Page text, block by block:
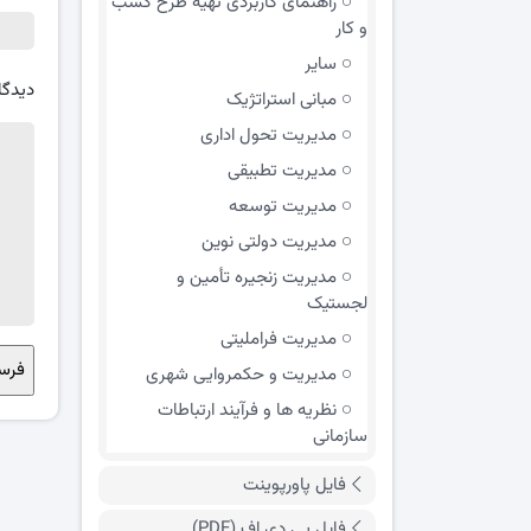
و کار
سایر
مبانی استراتژیک
مدیریت تحول اداری
مدیریت تطبیقی
مدیریت توسعه
مدیریت دولتی نوین
مدیریت زنجیره تأمین و
لجستیک
مدیریت فراملیتی
مدیریت و حکمروایی شهری
نظریه ها و فرآیند ارتباطات
سازمانی
فایل پاورپوینت